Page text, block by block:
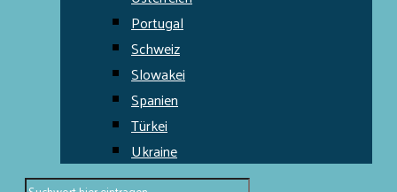
Portugal
Schweiz
Slowakei
Spanien
Türkei
Ukraine